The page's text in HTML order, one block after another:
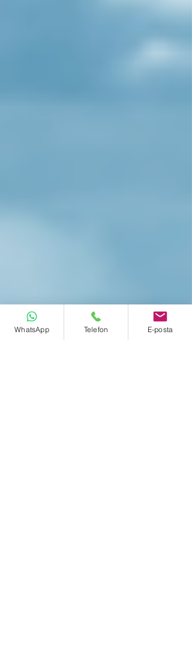
WhatsApp Telefon E-posta